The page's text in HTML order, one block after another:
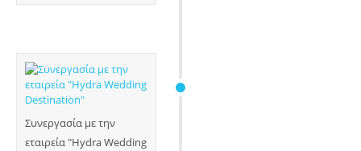
Συνεργασία με την
εταιρεία "Hydra Wedding